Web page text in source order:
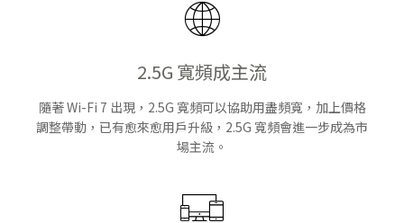
2.5G 寬頻成主流
隨著 Wi-Fi 7 出現，2.5G 寬頻可以協助用盡頻寬，加上價格
調整帶動，已有愈來愈用戶升級，2.5G 寬頻會進一步成為市
場主流。